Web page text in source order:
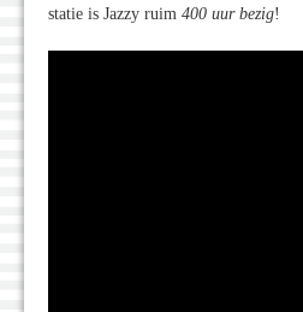
statie is Jazzy ruim 400 uur bezig!